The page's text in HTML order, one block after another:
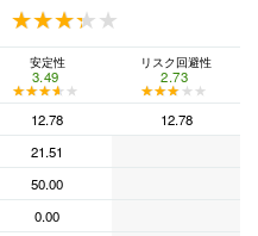
★★★★★
★★★★★
安定性
3.49
★★★★★
★★★★★
リスク回避性
2.73
★★★★★
★★★★★
12.78
12.78
21.51
50.00
0.00